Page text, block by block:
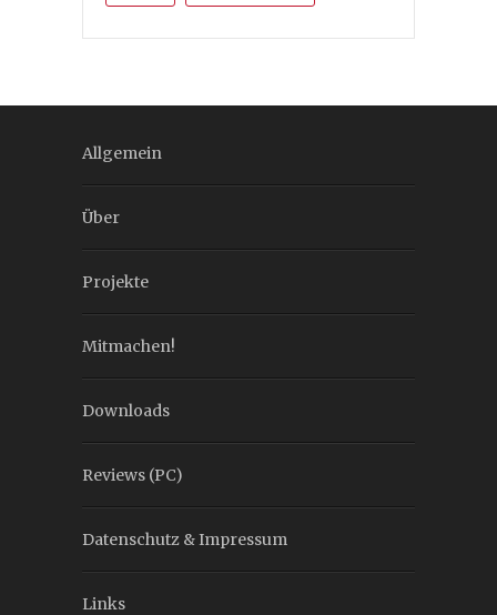
Allgemein
Über
Projekte
Mitmachen!
Downloads
Reviews (PC)
Datenschutz & Impressum
Links